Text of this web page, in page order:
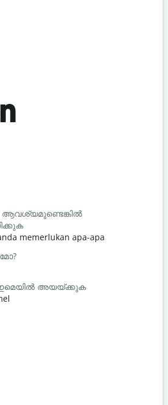
ആവശ്യമുണ്ടെങ്കിൽ
memerlukan apa-apa
അയയ്ക്കുക